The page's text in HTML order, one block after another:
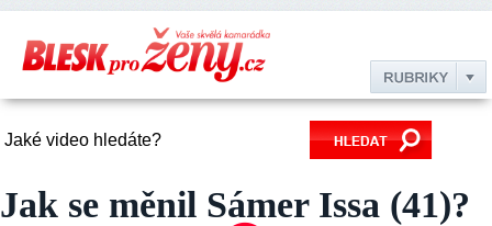
Video reportáže Blesku pro
Jak se měnil Sámer Issa (41)?